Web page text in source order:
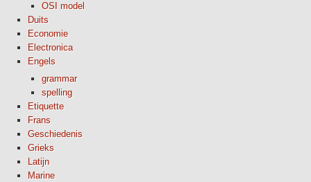
OSI model
Duits
Economie
Electronica
Engels
grammar
spelling
Etiquette
Frans
Geschiedenis
Grieks
Latijn
Marine